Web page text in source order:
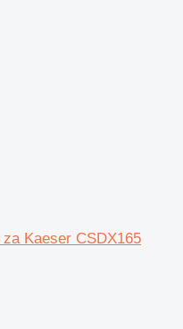
Kaeser CSDX165